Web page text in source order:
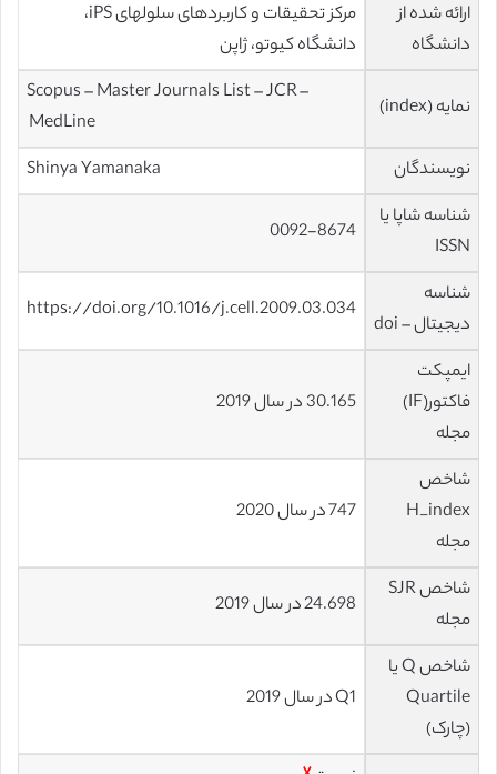
ارائه شده از
دانشگاه
مرکز تحقیقات و کاربردهای سلولهای iPS،
دانشگاه کیوتو، ژاپن
نمایه (index)
Scopus – Master Journals List – JCR –
MedLine
نویسندگان
Shinya Yamanaka
شناسه شاپا یا
ISSN
0092-8674
شناسه
دیجیتال – doi
https://doi.org/10.1016/j.cell.2009.03.034
ایمپکت
فاکتور(IF)
مجله
30.165 در سال 2019
شاخص
H_index
مجله
747 در سال 2020
شاخص SJR
مجله
24.698 در سال 2019
شاخص Q یا
Quartile
(چارک)
Q1 در سال 2019